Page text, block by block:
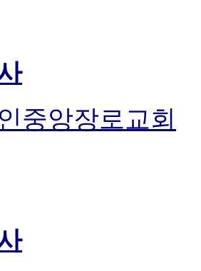
중앙장로교회